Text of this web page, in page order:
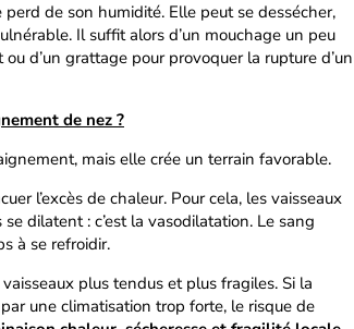
de son humidité. Elle peut se dessécher,
Il suffit alors d’un mouchage un peu
d’un grattage pour provoquer la rupture d’un
de nez ?
mais elle crée un terrain favorable.
l’excès de chaleur. Pour cela, les vaisseaux
dilatent : c’est la vasodilatation. Le sang
à se refroidir.
plus tendus et plus fragiles. Si la
une climatisation trop forte, le risque de